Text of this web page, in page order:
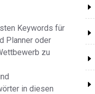
Keywords für
Planner oder
zu
in diesen